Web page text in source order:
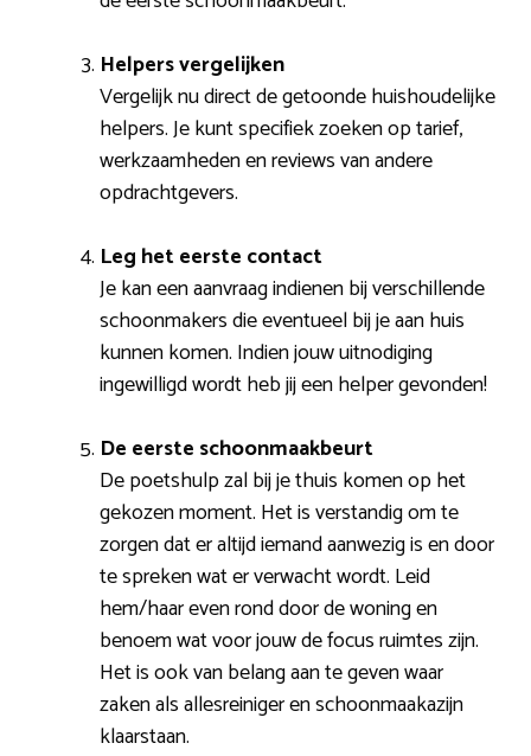
Helpers vergelijken
Vergelijk nu direct de getoonde huishoudelijke
helpers. Je kunt specifiek zoeken op tarief,
werkzaamheden en reviews van andere
opdrachtgevers.
Leg het eerste contact
Je kan een aanvraag indienen bij verschillende
schoonmakers die eventueel bij je aan huis
kunnen komen. Indien jouw uitnodiging
ingewilligd wordt heb jij een helper gevonden!
De eerste schoonmaakbeurt
De poetshulp zal bij je thuis komen op het
gekozen moment. Het is verstandig om te
zorgen dat er altijd iemand aanwezig is en door
te spreken wat er verwacht wordt. Leid
hem/haar even rond door de woning en
benoem wat voor jouw de focus ruimtes zijn.
Het is ook van belang aan te geven waar
zaken als allesreiniger en schoonmaakazijn
klaarstaan.